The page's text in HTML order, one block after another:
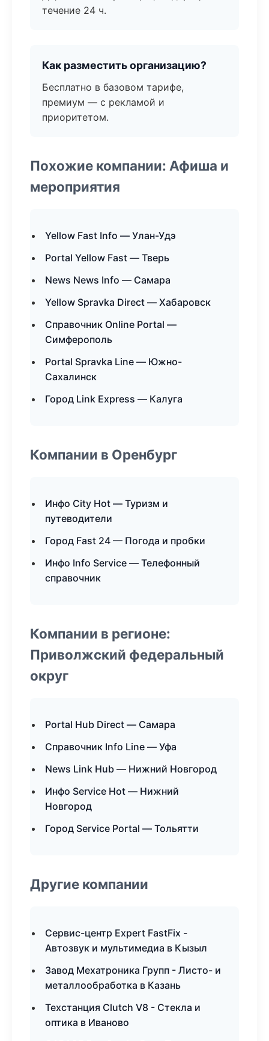
течение 24 ч.
Как разместить организацию?
Бесплатно в базовом тарифе,
премиум — с рекламой и
приоритетом.
Похожие компании: Афиша и
мероприятия
Yellow Fast Info — Улан-Удэ
Portal Yellow Fast — Тверь
News News Info — Самара
Yellow Spravka Direct — Хабаровск
Справочник Online Portal —
Симферополь
Portal Spravka Line — Южно-
Сахалинск
Город Link Express — Калуга
Компании в Оренбург
Инфо City Hot — Туризм и
путеводители
Город Fast 24 — Погода и пробки
Инфо Info Service — Телефонный
справочник
Компании в регионе:
Приволжский федеральный
округ
Portal Hub Direct — Самара
Справочник Info Line — Уфа
News Link Hub — Нижний Новгород
Инфо Service Hot — Нижний
Новгород
Город Service Portal — Тольятти
Другие компании
Сервис-центр Expert FastFix -
Автозвук и мультимедиа в Кызыл
Завод Мехатроника Групп - Листо- и
металлообработка в Казань
Техстанция Clutch V8 - Стекла и
оптика в Иваново